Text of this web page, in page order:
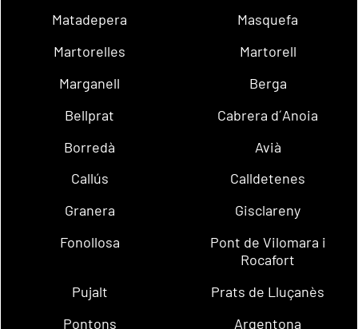
Matadepera
Masquefa
Martorelles
Martorell
Marganell
Berga
Bellprat
Cabrera d´Anoia
Borredà
Avià
Callús
Calldetenes
Granera
Gisclareny
Fonollosa
Pont de Vilomara i
Rocafort
Pujalt
Prats de Lluçanès
Pontons
Argentona